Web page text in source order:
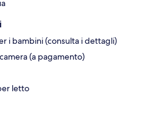
i bambini (consulta i dettagli)
(a pagamento)
letto